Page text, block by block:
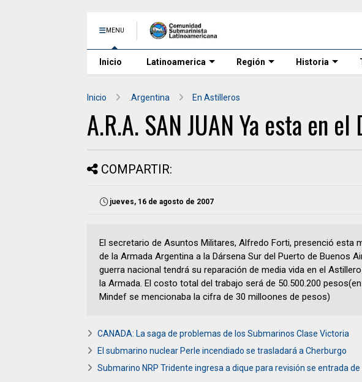
MENU
Inicio Latinoamerica Región Historia
Inicio .Argentina En Astilleros
A.R.A. SAN JUAN Ya esta en
COMPARTIR:
jueves, 16 de agosto de 2007
El secretario de Asuntos Militares, Alfredo Forti, presenció esta
de la Armada Argentina a la Dársena Sur del Puerto de Buenos
guerra nacional tendrá su reparación de media vida en el
la Armada. El costo total del trabajo será de 50.500.200
Mindef se mencionaba la cifra de 30 milloones de pesos)
CANADA: La saga de problemas de los Submarinos Clase Victoria
El submarino nuclear Perle incendiado se trasladará a Cherburgo
Submarino NRP Tridente ingresa a dique para revisión se entrada de